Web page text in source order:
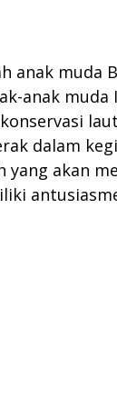
anak muda
anak muda
dalam
yang akan